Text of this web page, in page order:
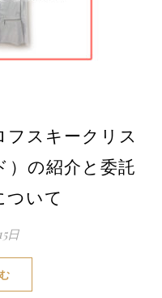
スキークリス
）の紹介と委託
ついて
日